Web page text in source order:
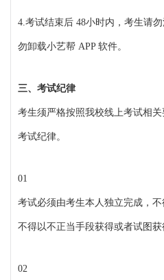
4.考试结束后 48小时内，考生请
勿卸载小艺帮 APP 软件。
三、考试纪律
考生须严格按照我校线上考试相
考试纪律。
01
考试必须由考生本人独立完成，
不得以不正当手段获得或者试图获
02